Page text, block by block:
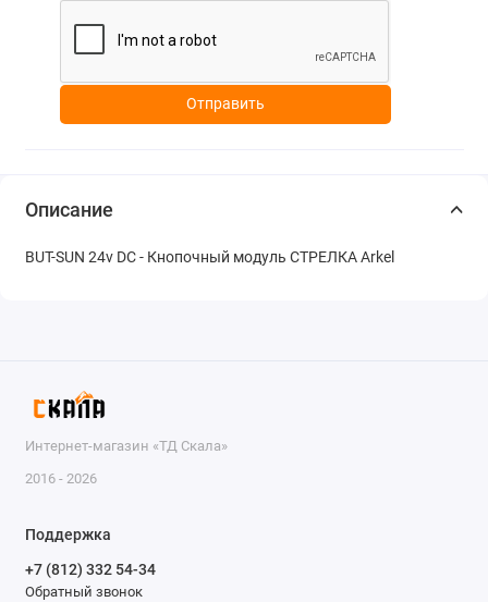
Отправить
Описание
BUT-SUN 24v DC - Кнопочный модуль СТРЕЛКА Arkel
Интернет-магазин «ТД Скала»
2016 - 2026
Поддержка
+7 (812) 332 54-34
Обратный звонок